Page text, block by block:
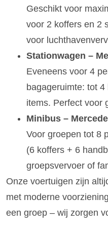
Geschikt voor
voor 2 koffers en 2
voor
Stationwagen –
Eveneens voor 4
bagageruimte: tot
items. Perfect voor
Minibus –
Voor groepen tot 8
(6 koffers + 6
groepsvervoer of
Onze voertuigen zijn
met moderne
een groep – wij zorgen